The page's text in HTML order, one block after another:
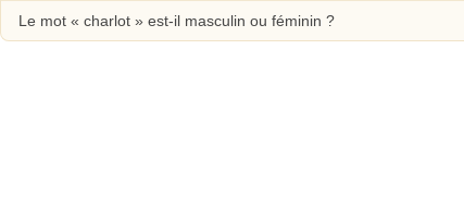
Le mot « charlot » est-il masculin ou féminin ?